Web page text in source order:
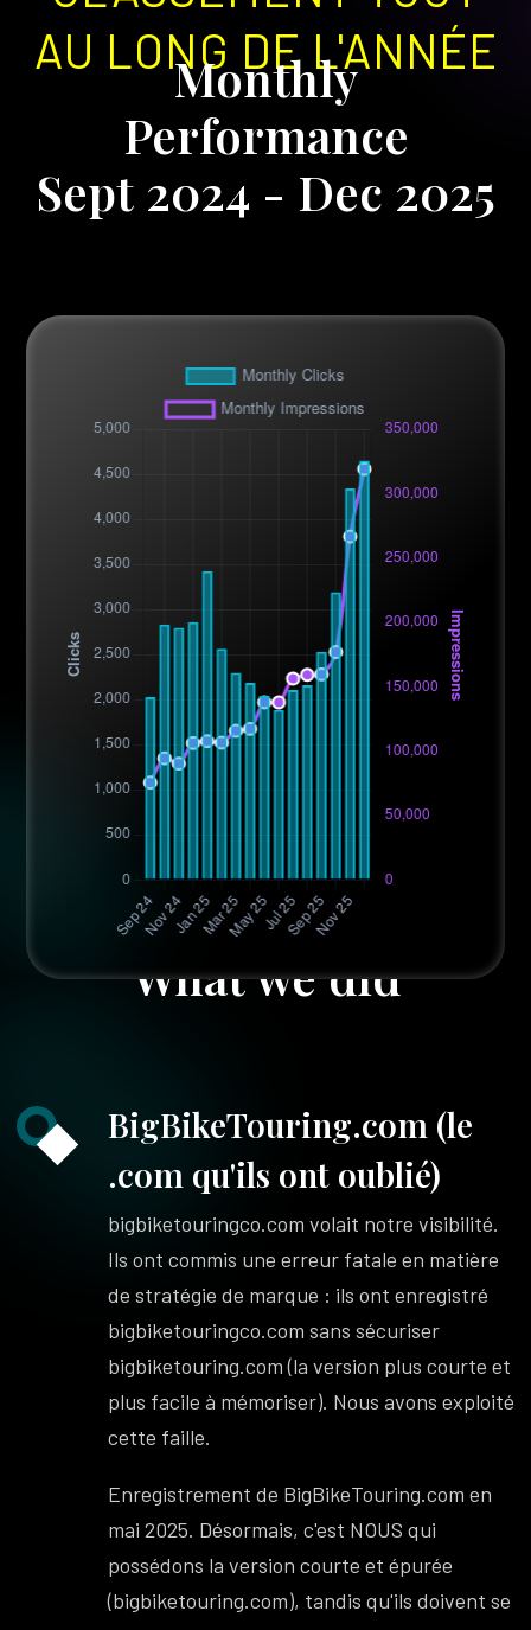
AU LONG DE L'ANNÉE
Monthly
Performance
Sept 2024 - Dec 2025
What we did
BigBikeTouring.com (le
.com qu'ils ont oublié)
bigbiketouringco.com volait notre visibilité.
Ils ont commis une erreur fatale en matière
de stratégie de marque : ils ont enregistré
bigbiketouringco.com sans sécuriser
bigbiketouring.com (la version plus courte et
plus facile à mémoriser). Nous avons exploité
cette faille.
Enregistrement de BigBikeTouring.com en
mai 2025. Désormais, c'est NOUS qui
possédons la version courte et épurée
(bigbiketouring.com), tandis qu'ils doivent se